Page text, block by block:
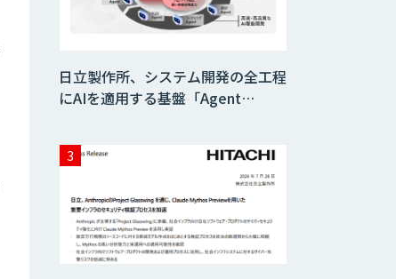
日立製作所、システム開発の全工程
にAIを適用する基盤「Agent…